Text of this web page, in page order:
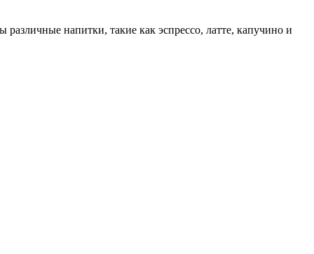
напитки, такие как эспрессо, латте, капучино и